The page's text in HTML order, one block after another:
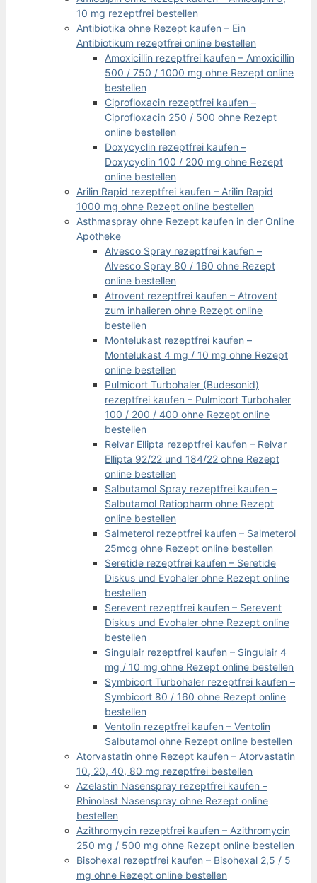
10 mg rezeptfrei bestellen
Antibiotika ohne Rezept kaufen – Ein
Antibiotikum rezeptfrei online bestellen
Amoxicillin rezeptfrei kaufen – Amoxicillin
500 / 750 / 1000 mg ohne Rezept online
bestellen
Ciprofloxacin rezeptfrei kaufen –
Ciprofloxacin 250 / 500 ohne Rezept
online bestellen
Doxycyclin rezeptfrei kaufen –
Doxycyclin 100 / 200 mg ohne Rezept
online bestellen
Arilin Rapid rezeptfrei kaufen – Arilin Rapid
1000 mg ohne Rezept online bestellen
Asthmaspray ohne Rezept kaufen in der Online
Apotheke
Alvesco Spray rezeptfrei kaufen –
Alvesco Spray 80 / 160 ohne Rezept
online bestellen
Atrovent rezeptfrei kaufen – Atrovent
zum inhalieren ohne Rezept online
bestellen
Montelukast rezeptfrei kaufen –
Montelukast 4 mg / 10 mg ohne Rezept
online bestellen
Pulmicort Turbohaler (Budesonid)
rezeptfrei kaufen – Pulmicort Turbohaler
100 / 200 / 400 ohne Rezept online
bestellen
Relvar Ellipta rezeptfrei kaufen – Relvar
Ellipta 92/22 und 184/22 ohne Rezept
online bestellen
Salbutamol Spray rezeptfrei kaufen –
Salbutamol Ratiopharm ohne Rezept
online bestellen
Salmeterol rezeptfrei kaufen – Salmeterol
25mcg ohne Rezept online bestellen
Seretide rezeptfrei kaufen – Seretide
Diskus und Evohaler ohne Rezept online
bestellen
Serevent rezeptfrei kaufen – Serevent
Diskus und Evohaler ohne Rezept online
bestellen
Singulair rezeptfrei kaufen – Singulair 4
mg / 10 mg ohne Rezept online bestellen
Symbicort Turbohaler rezeptfrei kaufen –
Symbicort 80 / 160 ohne Rezept online
bestellen
Ventolin rezeptfrei kaufen – Ventolin
Salbutamol ohne Rezept online bestellen
Atorvastatin ohne Rezept kaufen – Atorvastatin
10, 20, 40, 80 mg rezeptfrei bestellen
Azelastin Nasenspray rezeptfrei kaufen –
Rhinolast Nasenspray ohne Rezept online
bestellen
Azithromycin rezeptfrei kaufen – Azithromycin
250 mg / 500 mg ohne Rezept online bestellen
Bisohexal rezeptfrei kaufen – Bisohexal 2,5 / 5
mg ohne Rezept online bestellen